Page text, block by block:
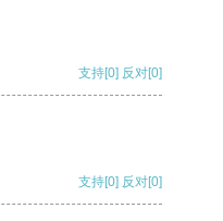
支持[0] 反对[0]
支持[0] 反对[0]